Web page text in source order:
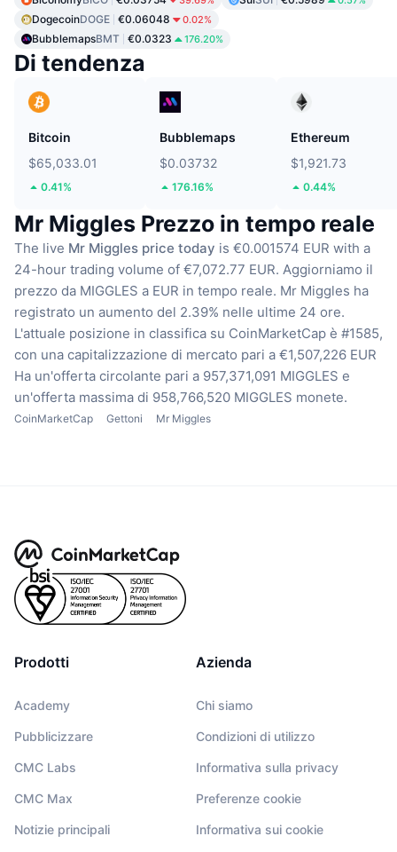
DogecoinDOGE €0.06048 0.02%
BubblemapsBMT €0.0323 176.20%
Di tendenza
Bitcoin
$65,033.01
0.41%
Bubblemaps
$0.03732
176.16%
Ethereum
$1,921.73
0.44%
Mr Miggles Prezzo in tempo reale
The live Mr Miggles price today is €0.001574 EUR with a
24-hour trading volume of €7,072.77 EUR. Aggiorniamo il
prezzo da MIGGLES a EUR in tempo reale. Mr Miggles ha
registrato un aumento del 2.39% nelle ultime 24 ore.
L'attuale posizione in classifica su CoinMarketCap è #1585,
con una capitalizzazione di mercato pari a €1,507,226 EUR
Ha un'offerta circolante pari a 957,371,091 MIGGLES e
un'offerta massima di 958,766,520 MIGGLES monete.
CoinMarketCap Gettoni Mr Miggles
Prodotti
Academy
Pubblicizzare
CMC Labs
CMC Max
Notizie principali
Azienda
Chi siamo
Condizioni di utilizzo
Informativa sulla privacy
Preferenze cookie
Informativa sui cookie